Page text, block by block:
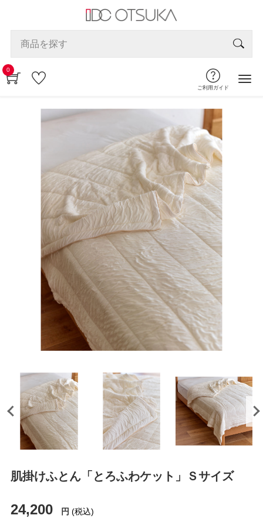
0
ご利用ガイド
肌掛けふとん「とろふわケット」Ｓサイズ
24,200 円 (税込)